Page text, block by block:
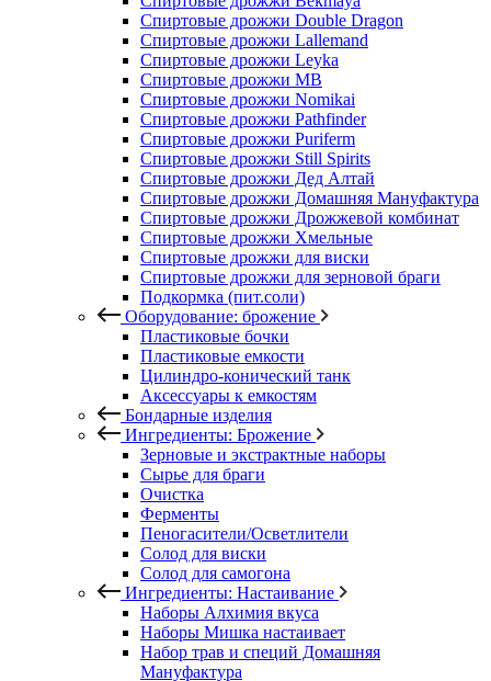
Спиртовые дрожжи Double Dragon
Спиртовые дрожжи Lallemand
Спиртовые дрожжи Leyka
Спиртовые дрожжи MB
Спиртовые дрожжи Nomikai
Спиртовые дрожжи Pathfinder
Спиртовые дрожжи Puriferm
Спиртовые дрожжи Still Spirits
Спиртовые дрожжи Дед Алтай
Спиртовые дрожжи Домашняя Мануфактура
Спиртовые дрожжи Дрожжевой комбинат
Спиртовые дрожжи Хмельные
Спиртовые дрожжи для виски
Спиртовые дрожжи для зерновой браги
Подкормка (пит.соли)
Оборудование: брожение
Пластиковые бочки
Пластиковые емкости
Цилиндро-конический танк
Аксессуары к емкостям
Бондарные изделия
Ингредиенты: Брожение
Зерновые и экстрактные наборы
Сырье для браги
Очистка
Ферменты
Пеногасители/Осветлители
Солод для виски
Солод для самогона
Ингредиенты: Настаивание
Наборы Алхимия вкуса
Наборы Мишка настаивает
Набор трав и специй Домашняя
Мануфактура